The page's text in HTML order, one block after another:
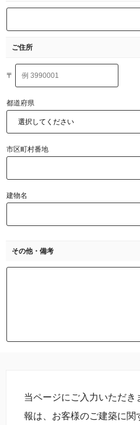
ご住所
〒
都道府県
市区町村番地
建物名
その他・備考
当ページにご入力いただき
報は、お客様のご建築に関